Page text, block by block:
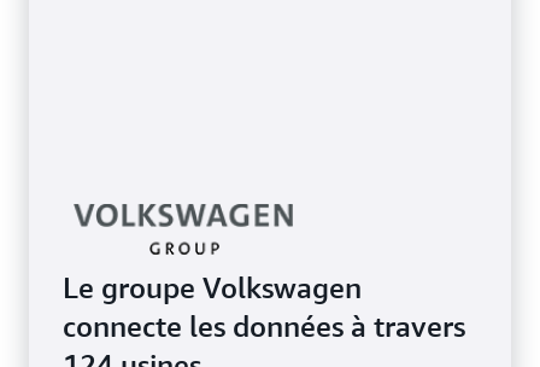
Le groupe Volkswagen
connecte les données à travers